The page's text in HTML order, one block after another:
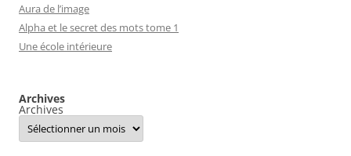
Aura de l’image
Alpha et le secret des mots tome 1
Une école intérieure
Archives
Archives